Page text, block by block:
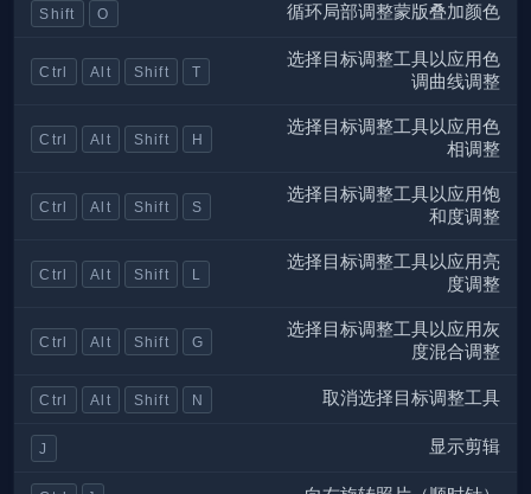
Shift O 循环局部调整蒙版叠加颜色
Ctrl Alt Shift T
选择目标调整工具以应用色
调曲线调整
Ctrl Alt Shift H
选择目标调整工具以应用色
相调整
Ctrl Alt Shift S
选择目标调整工具以应用饱
和度调整
Ctrl Alt Shift L
选择目标调整工具以应用亮
度调整
Ctrl Alt Shift G
选择目标调整工具以应用灰
度混合调整
Ctrl Alt Shift N 取消选择目标调整工具
J 显示剪辑